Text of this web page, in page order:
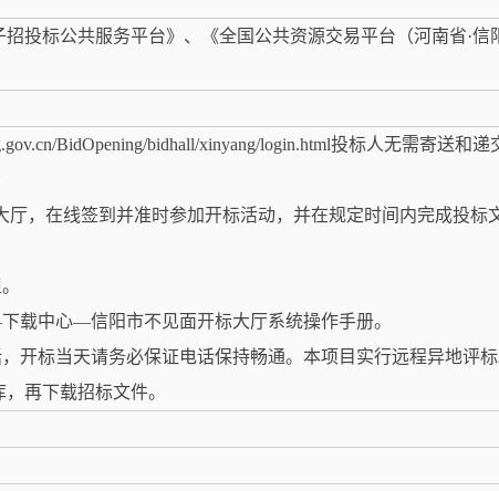
投标公共服务平台》、《全国公共资源交易平台（河南省·信
BidOpening/bidhall/xinyang/login.html投标人无需寄送和递
，在线签到并准时参加开标活动，并在规定时间内完成投标
载中心—信阳市不见面开标大厅系统操作手册。
开标当天请务必保证电话保持畅通。本项目实行远程异地评标
再下载招标文件。